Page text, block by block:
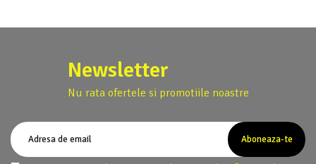
Newsletter
Nu rata ofertele si promotiile noastre